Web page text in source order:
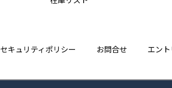
セキュリティポリシー お問合せ エン